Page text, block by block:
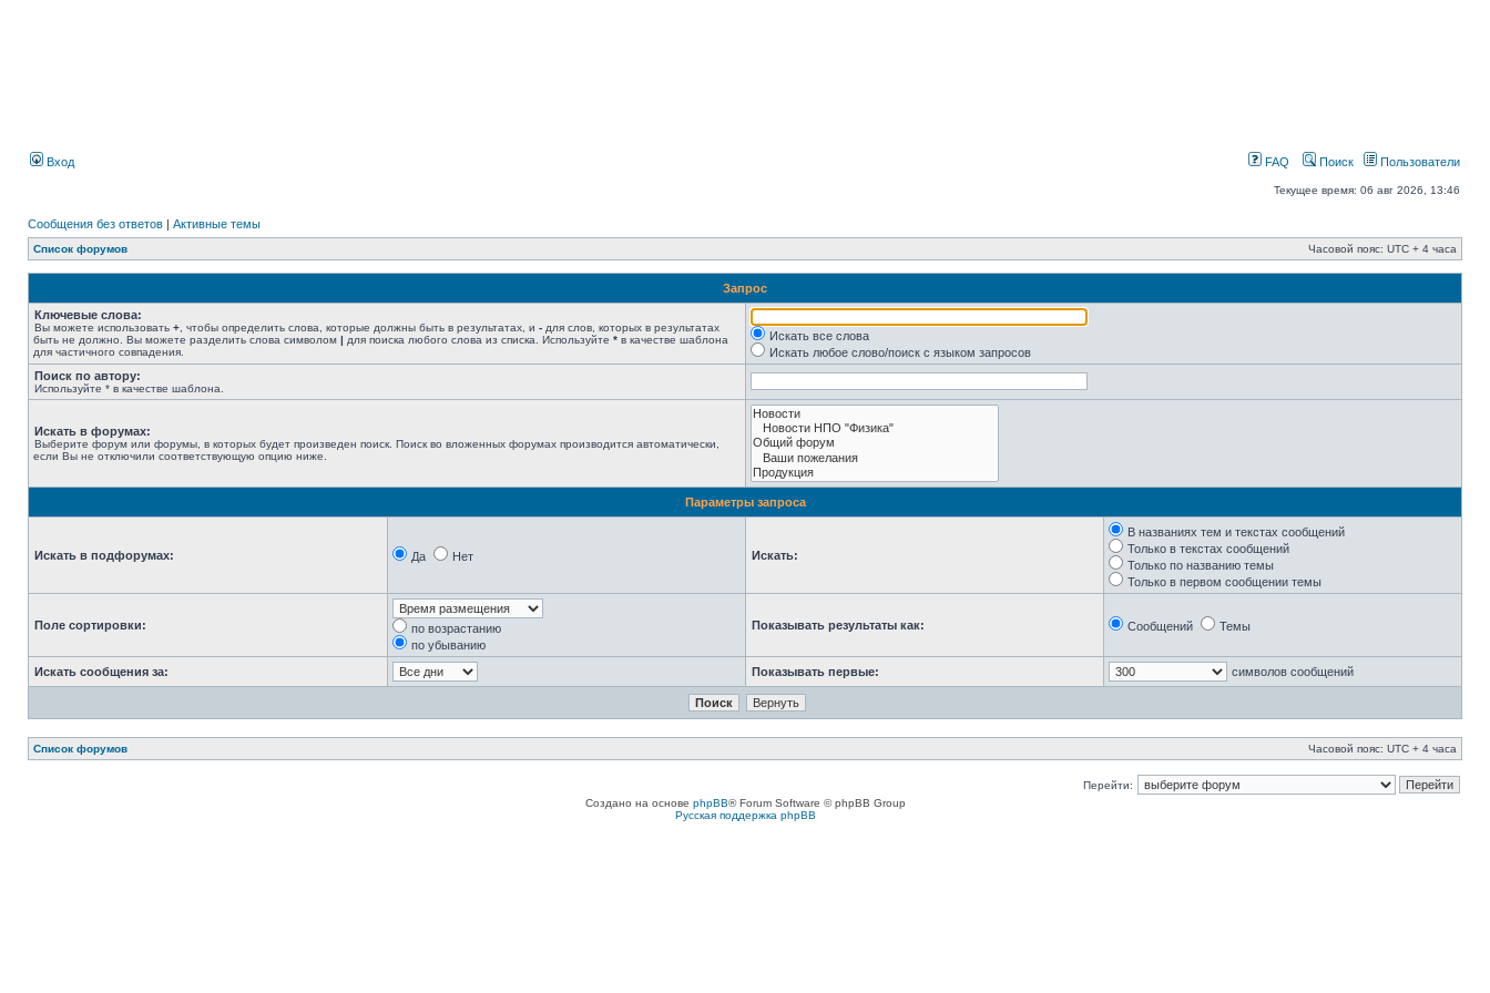
Вход FAQ Поиск Пользователи
Текущее время: 06 авг 2026, 13:46
Сообщения без ответов | Активные темы
Список форумов Часовой пояс: UTC + 4 часа
Запрос
Ключевые слова:
Вы можете использовать + , чтобы определить слова, которые должны быть в результатах, и - для слов, которых в результатах
быть не должно. Вы можете разделить слова символом | для поиска любого слова из списка. Используйте * в качестве шаблона
для частичного совпадения.
Искать все слова
Искать любое слово/поиск с языком запросов
Поиск по автору:
Используйте * в качестве шаблона.
Искать в форумах:
Выберите форум или форумы, в которых будет произведен поиск. Поиск во вложенных форумах производится автоматически,
если Вы не отключили соответствующую опцию ниже.
Параметры запроса
Искать в подфорумах: Да Нет Искать:
В названиях тем и текстах сообщений
Только в текстах сообщений
Только по названию темы
Только в первом сообщении темы
Поле сортировки:
по возрастанию
по убыванию
Показывать результаты как: Сообщений Темы
Искать сообщения за: Показывать первые: символов сообщений
Список форумов Часовой пояс: UTC + 4 часа
Перейти:
Создано на основе phpBB® Forum Software © phpBB Group
Русская поддержка phpBB